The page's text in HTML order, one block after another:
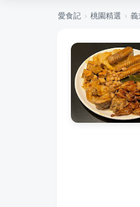
愛食記 › 桃園精選 › 義